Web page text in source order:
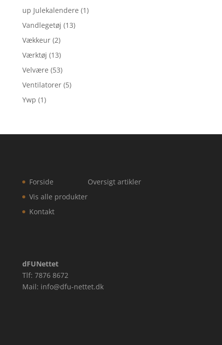
up Julekalendere (1)
Vandlegetøj (13)
Vækkeur (2)
Værktøj (13)
Velvære (53)
Ventilatorer (5)
Ywp (1)
Forside
Vis alle produkter
Kontakt
Oversigt artikler
dFUNettet
Tlf: 7876 8672
Mail: info@dfu-nettet.dk